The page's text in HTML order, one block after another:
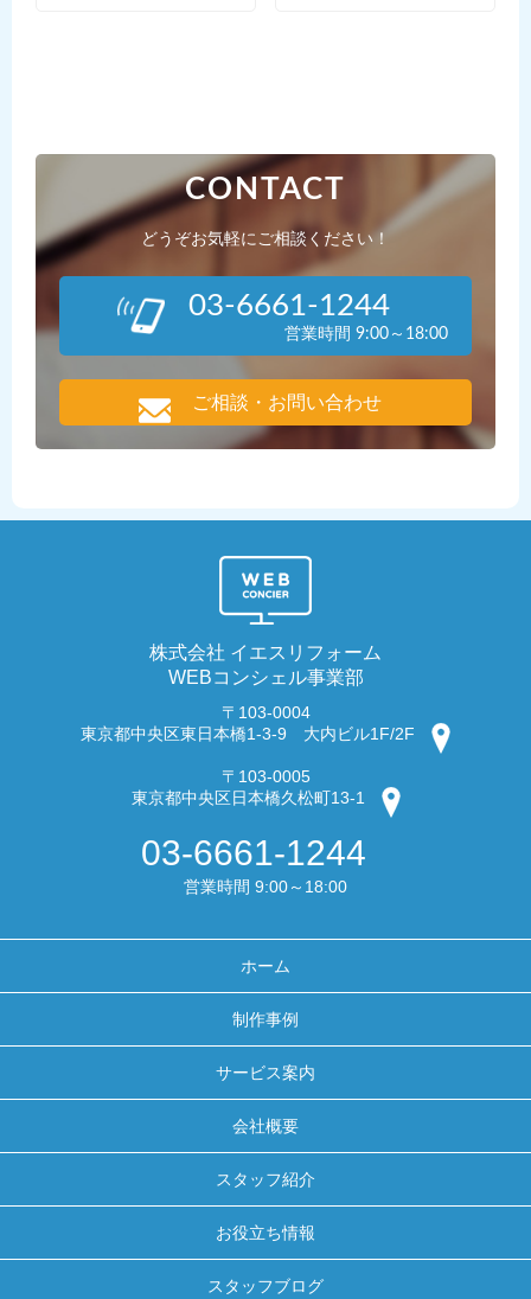
CONTACT
どうぞお気軽にご相談ください！
03-6661-1244
営業時間 9:00～18:00
ご相談・お問い合わせ
株式会社 イエスリフォーム
WEBコンシェル事業部
〒103-0004
東京都中央区東日本橋1-3-9 大内ビル1F/2F
〒103-0005
東京都中央区日本橋久松町13-1
03-6661-1244
営業時間 9:00～18:00
ホーム
制作事例
サービス案内
会社概要
スタッフ紹介
お役立ち情報
スタッフブログ